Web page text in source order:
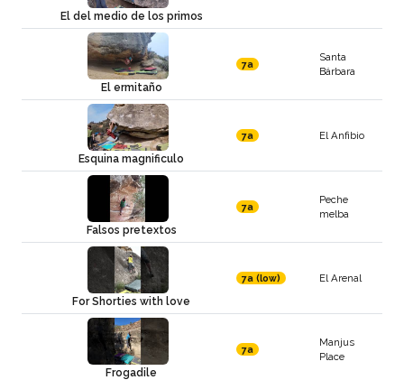
El del medio de los primos
El ermitaño
7a
Santa
Bárbara
Esquina magnificulo
7a El Anfibio
Falsos pretextos
7a
Peche
melba
For Shorties with love
7a (low) El Arenal
Frogadile
7a
Manjus
Place